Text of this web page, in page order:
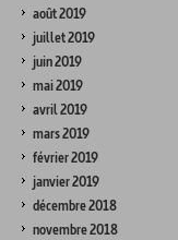
août 2019
juillet 2019
juin 2019
mai 2019
avril 2019
mars 2019
février 2019
janvier 2019
décembre 2018
novembre 2018